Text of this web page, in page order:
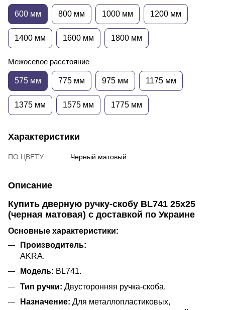
600 мм 800 мм 1000 мм 1200 мм
1400 мм 1600 мм 1800 мм
Межосевое расстояние
575 мм 775 мм 975 мм 1175 мм
1375 мм 1575 мм 1775 мм
Характеристики
ПО ЦВЕТУ Черный матовый
Описание
Купить дверную ручку-скобу BL741 25x25
(черная матовая) с доставкой по Украине
Основные характеристики:
Производитель:
AKRA.
Модель: BL741.
Тип ручки: Двусторонняя ручка-скоба.
Назначение: Для металлопластиковых,